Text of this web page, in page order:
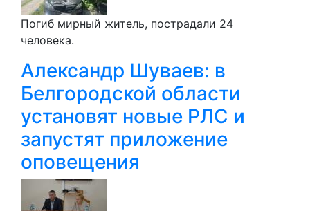
Погиб мирный житель, пострадали 24
человека.
Александр Шуваев: в
Белгородской области
установят новые РЛС и
запустят приложение
оповещения